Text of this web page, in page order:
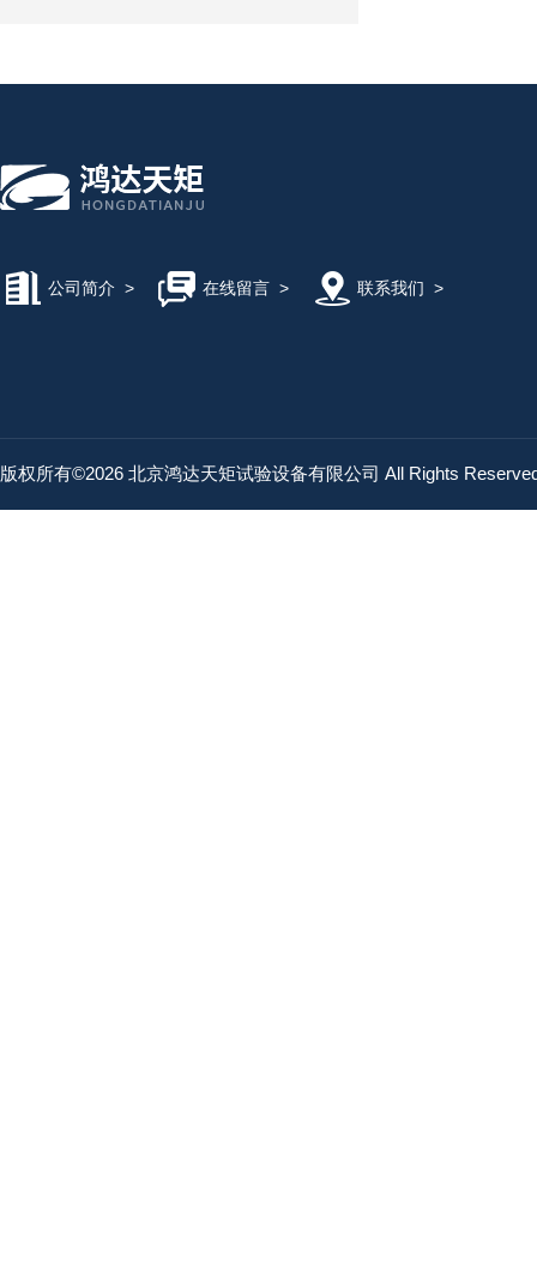
公司简介 > 在线留言> 联系我们 >
版权所有©2026 北京鸿达天矩试验设备有限公司 All Rights